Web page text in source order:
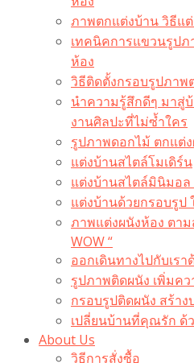
ภาพตกแต่งบ้าน วิธีแ
เทคนิคการแขวนรูปภ
ห้อง
วิธีติดตั้งกรอบรูปภาพ
นำความรู้สึกดีๆ มาสู่
งานศิลปะที่ไม่ซ้ำใคร
รูปภาพดอกไม้ ตกแต่
แต่งบ้านสไตล์โมเดิร์น
แต่งบ้านสไตล์มินิมอ
แต่งบ้านด้วยกรอบรูป
ภาพแต่งผนังห้อง ตา
WOW “
ออกเดินทางไปกับเร
รูปภาพติดผนัง เพิ่มค
กรอบรูปติดผนัง สร้า
เปลี่ยนบ้านที่คุณรัก ด้
About Us
วิธีการสั่งซื้อ